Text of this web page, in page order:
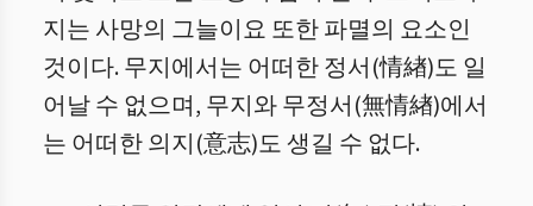
지는 사망의 그늘이요 또한 파멸의 요소인
것이다. 무지에서는 어떠한 정서(情緖)도 일
어날 수 없으며, 무지와 무정서(無情緖)에서
는 어떠한 의지(意志)도 생길 수 없다.